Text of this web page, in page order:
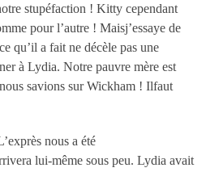
stupéfaction ! Kitty cependant
pour l’autre ! Maisj’essaye de
qu’il a fait ne décèle pas une
à Lydia. Notre pauvre mère est
savions sur Wickham ! Ilfaut
nous a été
lui-même sous peu. Lydia avait